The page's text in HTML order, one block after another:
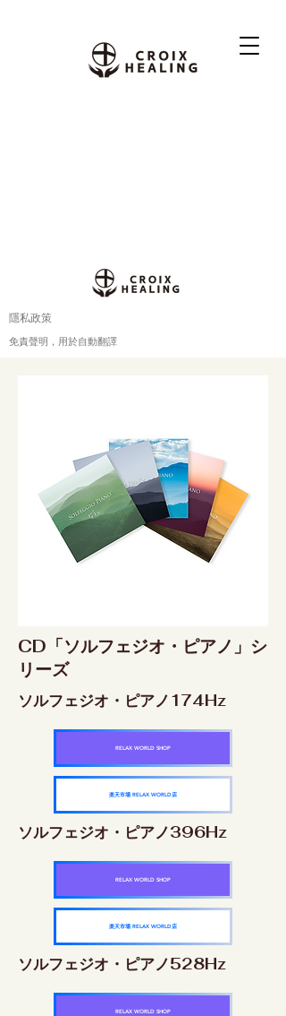
隱私政策
免責聲明，用於自動翻譯
CD「ソルフェジオ・ピアノ」シ
リーズ
ソルフェジオ・ピアノ174Hz
RELAX WORLD SHOP
楽天市場 RELAX WORLD店
ソルフェジオ・ピアノ396Hz
RELAX WORLD SHOP
楽天市場 RELAX WORLD店
ソルフェジオ・ピアノ528Hz
RELAX WORLD SHOP